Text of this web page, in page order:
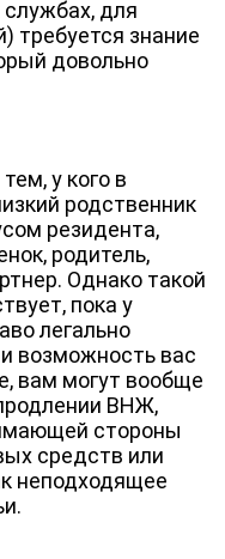
службах, для
требуется знание
довольно
у кого в
родственник
резидента,
родитель,
Однако такой
пока у
легально
возможность вас
вам могут вообще
ВНЖ,
стороны
средств или
неподходящее